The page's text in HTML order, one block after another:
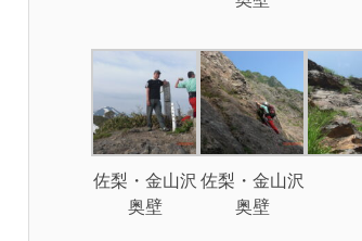
佐梨・金山沢
奥壁
佐梨・金山沢
奥壁